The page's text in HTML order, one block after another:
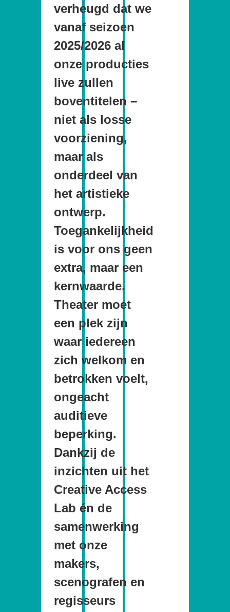
verheugd dat we
vanaf seizoen
2025/2026 al
onze producties
live zullen
boventitelen –
niet als losse
voorziening,
maar als
onderdeel van
het artistieke
ontwerp.
Toegankelijkheid
is voor ons geen
extra, maar een
kernwaarde.
Theater moet
een plek zijn
waar iedereen
zich welkom en
betrokken voelt,
ongeacht
auditieve
beperking.
Dankzij de
inzichten uit het
Creative Access
Lab én de
samenwerking
met onze
makers,
scenografen en
regisseurs